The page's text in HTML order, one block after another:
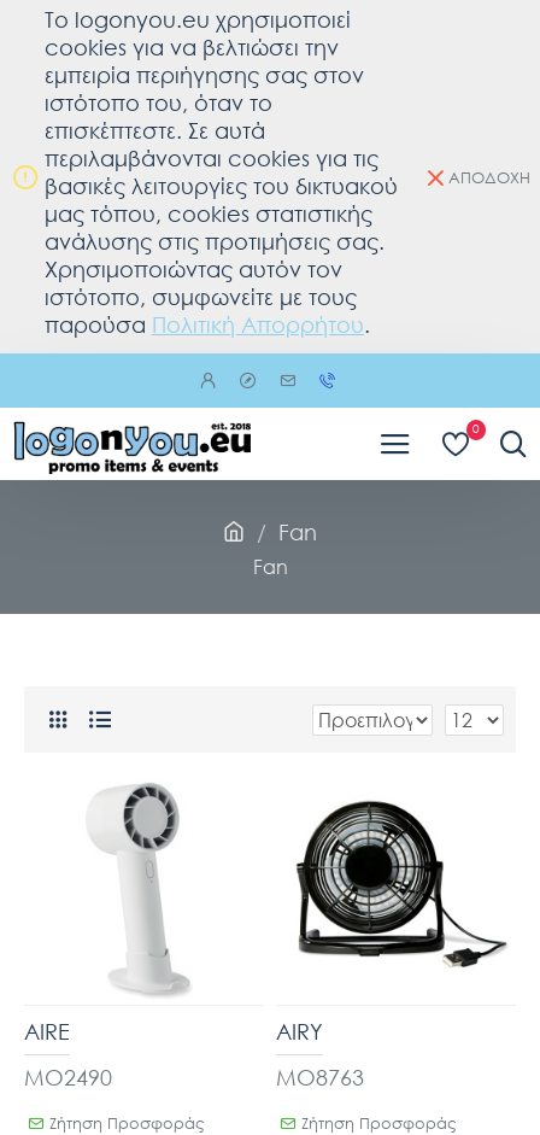
To logonyou.eu χρησιμοποιεί
cookies για να βελτιώσει την
εμπειρία περιήγησης σας στον
ιστότοπο του, όταν το
επισκέπτεστε. Σε αυτά
περιλαμβάνονται cookies για τις
βασικές λειτουργίες του δικτυακού
μας τόπου, cookies στατιστικής
ανάλυσης στις προτιμήσεις σας.
Χρησιμοποιώντας αυτόν τον
ιστότοπο, συμφωνείτε με τους
παρούσα Πολιτική Απορρήτου.
ΑΠΟΔΟΧΗ
0
Fan
Fan
MO2490
AIRE
Ζήτηση Προσφοράς
MO8763
AIRY
Ζήτηση Προσφοράς